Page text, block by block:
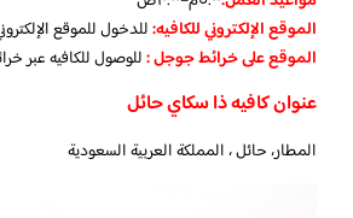
الموقع الإلكتروني للكافيه:للدخول للموقع
الموقع على خرائط جوجل:للوصول للكافيه عبر
عنوان كافيه ذا سكاي حائل
المطار، حائل ، المملكة العربية السعودية